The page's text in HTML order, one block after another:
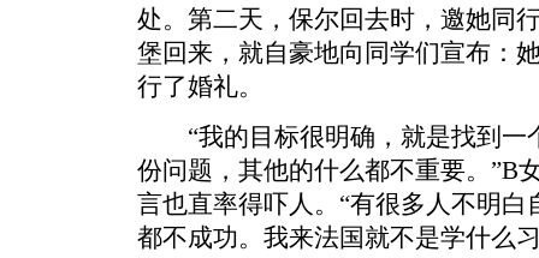
处。第二天，保尔回去时，邀她同
堡回来，就自豪地向同学们宣布：
行了婚礼。
“我的目标很明确，就是找到一
份问题，其他的什么都不重要。”B
言也直率得吓人。“有很多人不明
都不成功。我来法国就不是学什么